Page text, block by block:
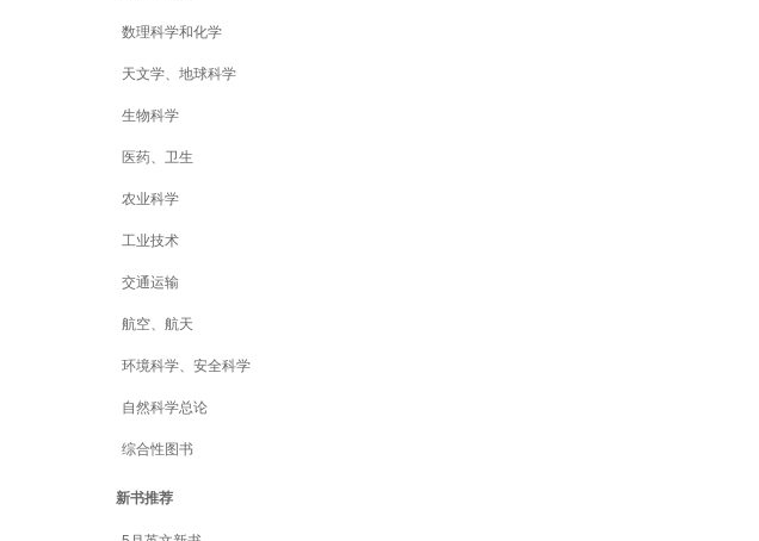
数理科学和化学
天文学、地球科学
生物科学
医药、卫生
农业科学
工业技术
交通运输
航空、航天
环境科学、安全科学
自然科学总论
综合性图书
新书推荐